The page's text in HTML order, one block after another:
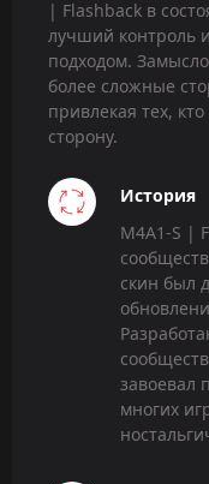
| Flashback в
лучший контроль
подходом.
более сложные
привлекая тех,
сторону.
История
M4A1-S |
скин был
завоевал
многих